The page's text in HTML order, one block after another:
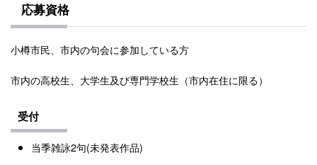
応募資格
小樽市民、市内の句会に参加している方
市内の高校生、大学生及び専門学校生（市内在住に限る）
受付
当季雑詠2句(未発表作品)